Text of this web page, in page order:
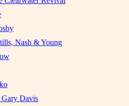
Nash & Young
Gary Davis